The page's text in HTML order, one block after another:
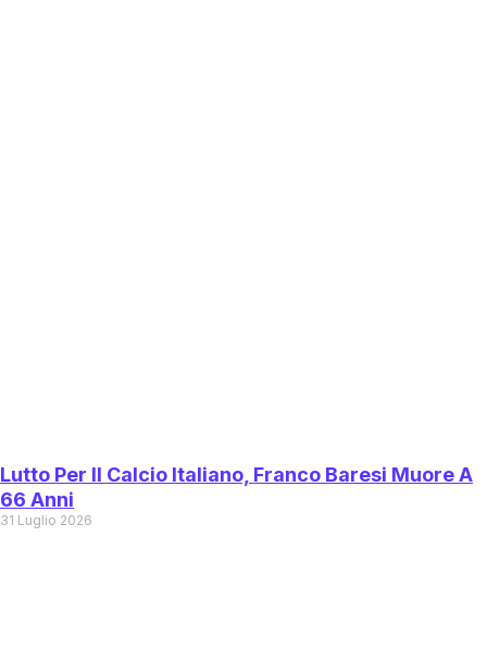
Lutto Per Il Calcio Italiano, Franco Baresi Muore A
66 Anni
31 Luglio 2026